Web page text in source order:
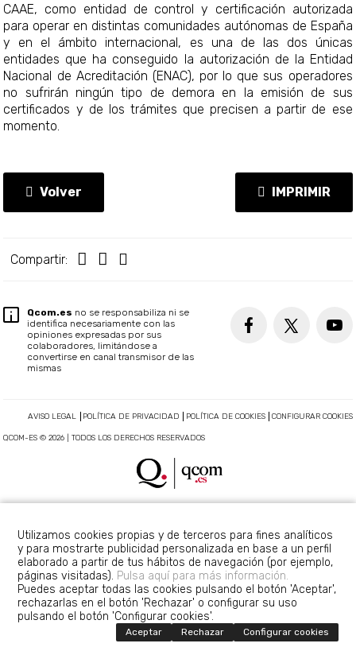
CAAE, como entidad de control y certificación autorizada
para operar en distintas comunidades autónomas de España
y en el ámbito internacional, es una de las dos únicas
entidades que ha conseguido la autorización de la Entidad
Nacional de Acreditación (ENAC), por lo que sus operadores
no sufrirán ningún tipo de demora en la emisión de sus
certificados y de los trámites que precisen a partir de ese
momento.
Volver IMPRIMIR
Compartir:
Qcom.es no se responsabiliza ni se
identifica necesariamente con las
opiniones expresadas por sus
colaboradores, limitándose a
convertirse en canal transmisor de las
mismas
AVISO LEGAL POLÍTICA DE PRIVACIDAD POLÍTICA DE COOKIES CONFIGURAR COOKIES
QCOM-ES © 2026 | TODOS LOS DERECHOS RESERVADOS
Utilizamos cookies propias y de terceros para fines analíticos
y para mostrarte publicidad personalizada en base a un perfil
elaborado a partir de tus hábitos de navegación (por ejemplo,
páginas visitadas). Pulsa aquí para más información.
Puedes aceptar todas las cookies pulsando el botón 'Aceptar',
rechazarlas en el botón 'Rechazar' o configurar su uso
pulsando el botón 'Configurar cookies'.
Aceptar Rechazar Configurar cookies